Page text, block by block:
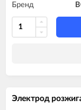
Бренд
Электрод